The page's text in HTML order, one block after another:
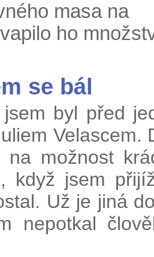
masa na
ho
se bál
byl před
Velascem.
na možnost
když jsem
Už je jiná
nepotkal